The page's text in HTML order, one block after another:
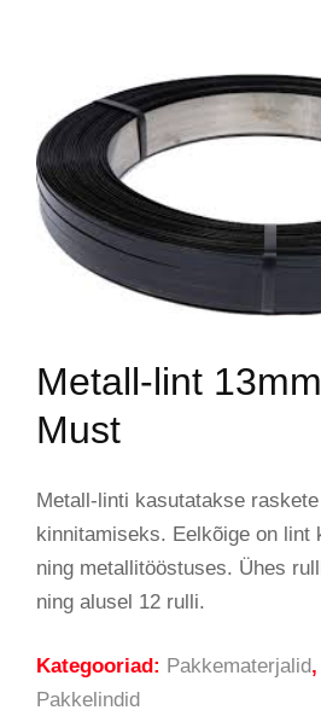
Metall-lint
Must
Metall-linti kasutatakse
kinnitamiseks. Eelkõige on lint
ning metallitööstuses. Ühes
ning alusel 12 rulli.
Kategooriad: Pakkematerjalid,
Pakkelindid